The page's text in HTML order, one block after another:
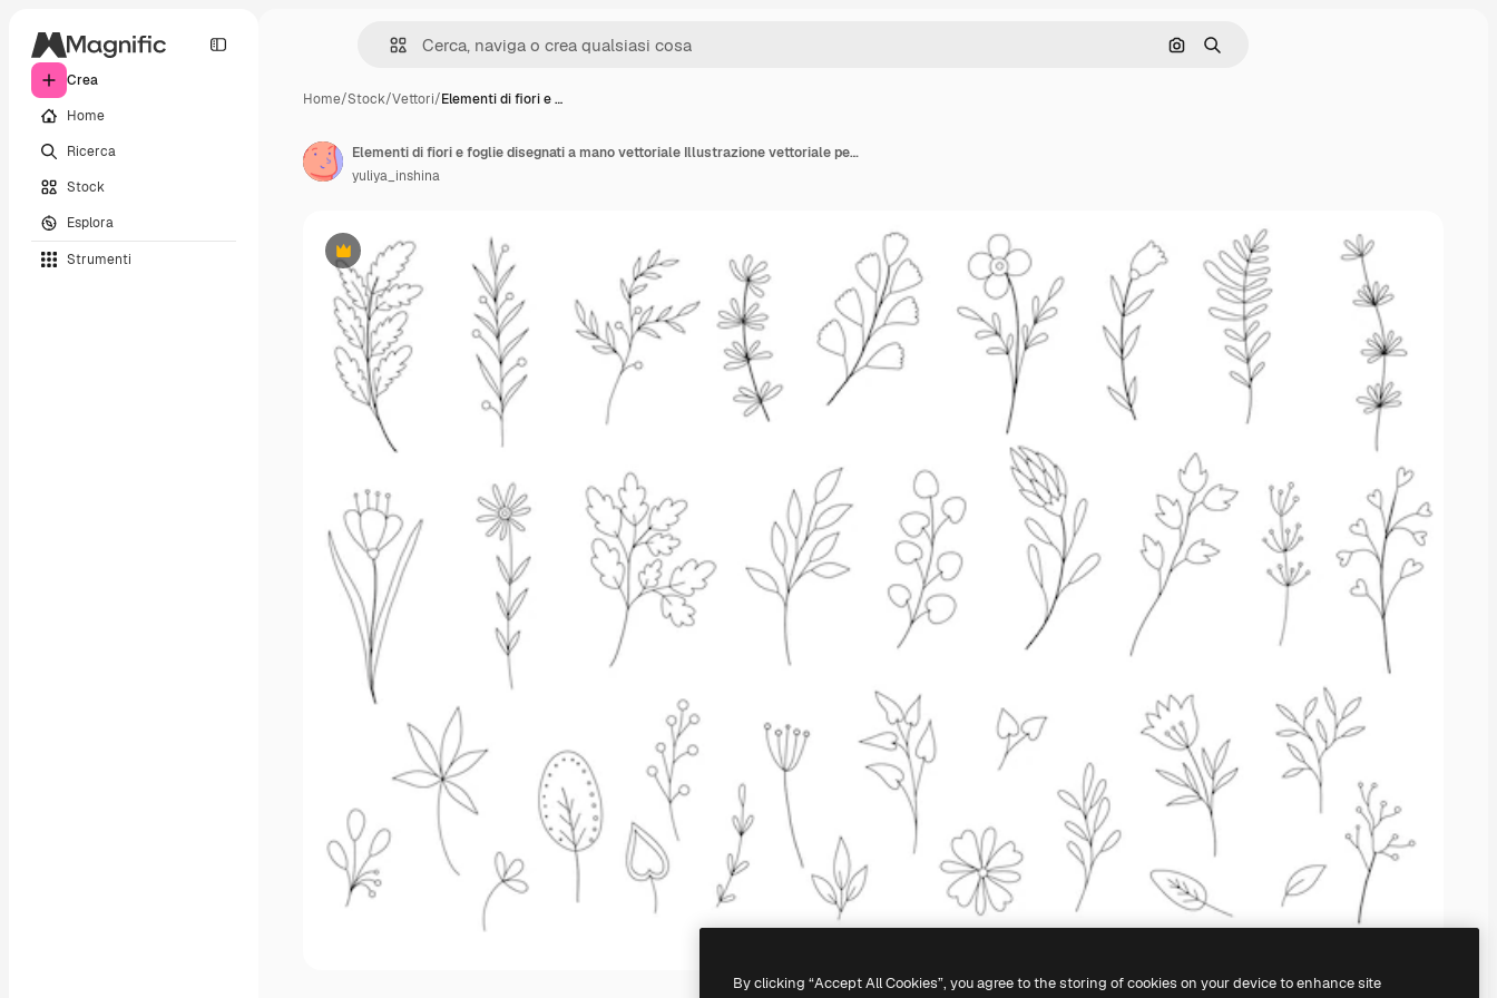
Crea
Home
Ricerca
Stock
Esplora
Strumenti
Cerca per immagine
Ricerca
Home/Stock/Vettori/Elementi di fiori e …
Premium
Elementi di fiori e foglie disegnati a mano vettoriale Illustrazione vettoriale per tatuaggio carta da parati per inviti a nozze salvare la carta della data
yuliya_inshina
By clicking “Accept All Cookies”, you agree to the storing of cookies on your device to enhance site